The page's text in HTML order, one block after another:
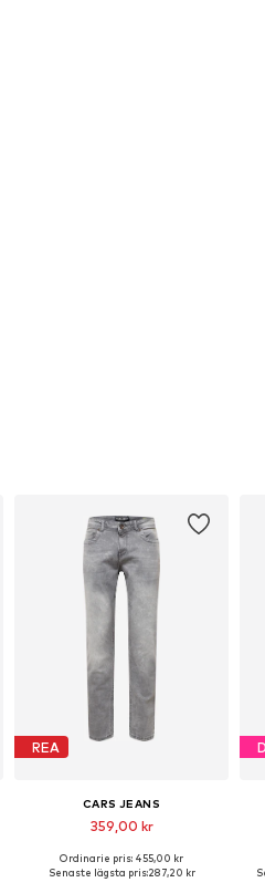
REA
CARS JEANS
359,00 kr
Tillgänglig i många storlekar
Ordinarie pris: 455,00 kr
Senaste lägsta pris:287,20 kr